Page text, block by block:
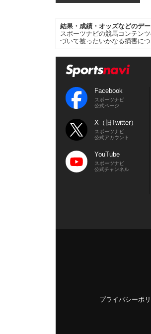
結果・成績・オッズなどのデ
スポーツナビの競馬コンテン
づいて被ったいかなる損害に
Facebook
スポーツナビ
公式ページ
X（旧Twitter）
スポーツナビ
公式アカウント
YouTube
スポーツナビ
公式チャンネル
プライバシーポ